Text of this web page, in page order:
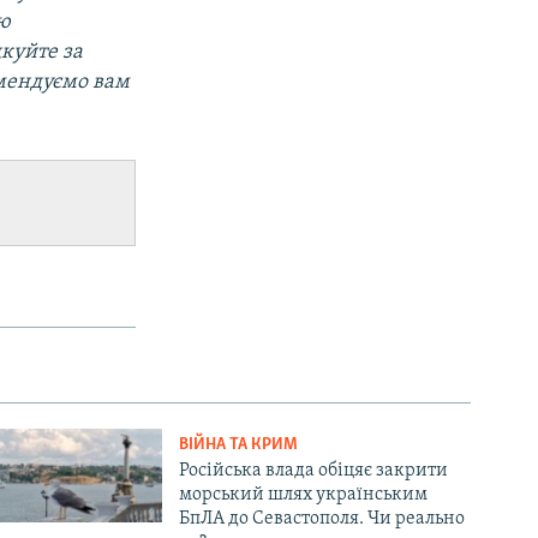
за
вам
ВІЙНА ТА КРИМ
Російська влада обіцяє закрити
морський шлях українським
БпЛА до Севастополя. Чи реально